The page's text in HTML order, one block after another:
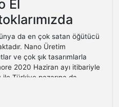
El
da en çok satan öğütücü
Nano Üretim
ve çok şık tasarımlarla
2020 Haziran ayı itibariyle
Türkiye pazarına da